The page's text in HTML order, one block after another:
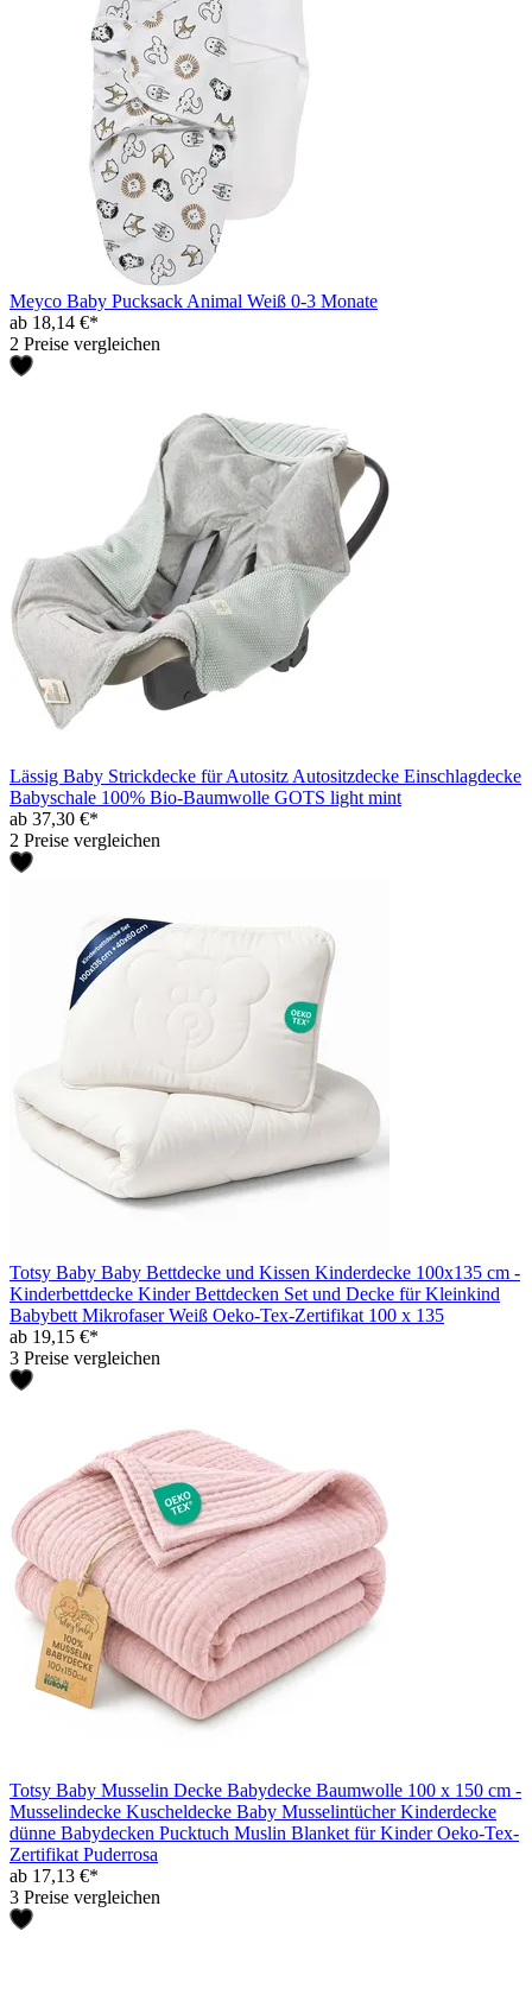
Meyco Baby Pucksack Animal Weiß 0-3 Monate
ab 18,14 €*
2 Preise vergleichen
Lässig Baby Strickdecke für Autositz Autositzdecke Einschlagdecke
Babyschale 100% Bio-Baumwolle GOTS light mint
ab 37,30 €*
2 Preise vergleichen
Totsy Baby Baby Bettdecke und Kissen Kinderdecke 100x135 cm -
Kinderbettdecke Kinder Bettdecken Set und Decke für Kleinkind
Babybett Mikrofaser Weiß Oeko-Tex-Zertifikat 100 x 135
ab 19,15 €*
3 Preise vergleichen
Totsy Baby Musselin Decke Babydecke Baumwolle 100 x 150 cm -
Musselindecke Kuscheldecke Baby Musselintücher Kinderdecke
dünne Babydecken Pucktuch Muslin Blanket für Kinder Oeko-Tex-
Zertifikat Puderrosa
ab 17,13 €*
3 Preise vergleichen